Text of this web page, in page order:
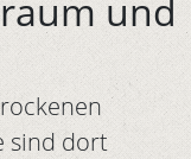
und
sind dort